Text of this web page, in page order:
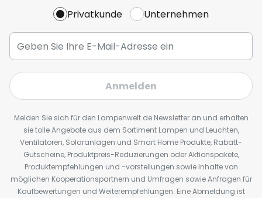
Privatkunde Unternehmen
Anmelden
Melden Sie sich für den Lampenwelt.de Newsletter an und erhalten
sie tolle Angebote aus dem Sortiment Lampen und Leuchten,
Ventilatoren, Solaranlagen und Smart Home Produkte, Rabatt-
Gutscheine, Produktpreis-Reduzierungen oder Aktionspakete,
Produktempfehlungen und -vorstellungen sowie Inhalte von
möglichen Kooperationspartnern und Umfragen sowie Anfragen für
Kaufbewertungen und Weiterempfehlungen. Eine Abmeldung ist